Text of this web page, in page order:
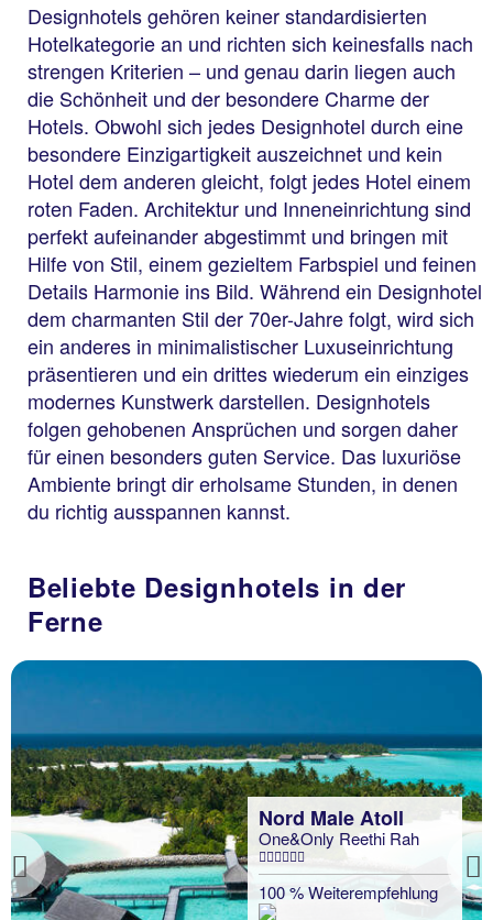
Designhotels gehören keiner standardisierten
Hotelkategorie an und richten sich keinesfalls nach
strengen Kriterien – und genau darin liegen auch
die Schönheit und der besondere Charme der
Hotels. Obwohl sich jedes Designhotel durch eine
besondere Einzigartigkeit auszeichnet und kein
Hotel dem anderen gleicht, folgt jedes Hotel einem
roten Faden. Architektur und Inneneinrichtung sind
perfekt aufeinander abgestimmt und bringen mit
Hilfe von Stil, einem gezieltem Farbspiel und feinen
Details Harmonie ins Bild. Während ein Designhotel
dem charmanten Stil der 70er-Jahre folgt, wird sich
ein anderes in minimalistischer Luxuseinrichtung
präsentieren und ein drittes wiederum ein einziges
modernes Kunstwerk darstellen. Designhotels
folgen gehobenen Ansprüchen und sorgen daher
für einen besonders guten Service. Das luxuriöse
Ambiente bringt dir erholsame Stunden, in denen
du richtig ausspannen kannst.
Beliebte Designhotels in der
Ferne
Previous
Nord Male Atoll
One&Only Reethi Rah
100 % Weiterempfehlung